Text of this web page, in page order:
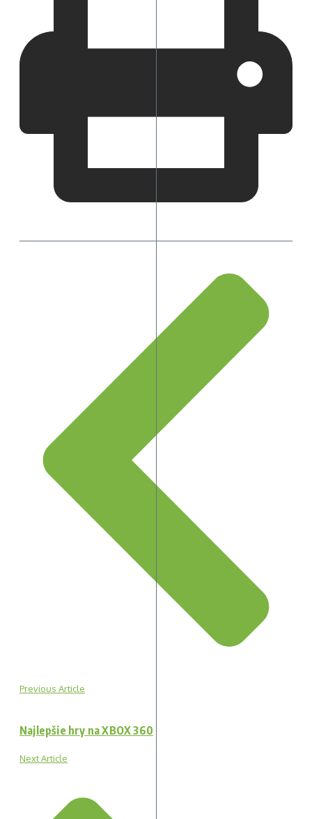
Previous Article
Najlepšie hry na XBOX 360
Next Article